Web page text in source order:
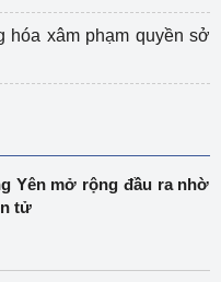
hóa xâm phạm quyền sở
Yên mở rộng đầu ra nhờ
tử